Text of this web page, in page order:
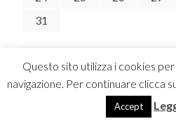
31
ARTICOLI
Questo sito utilizza i cookies
navigazione. Per continuare clicca
Accept